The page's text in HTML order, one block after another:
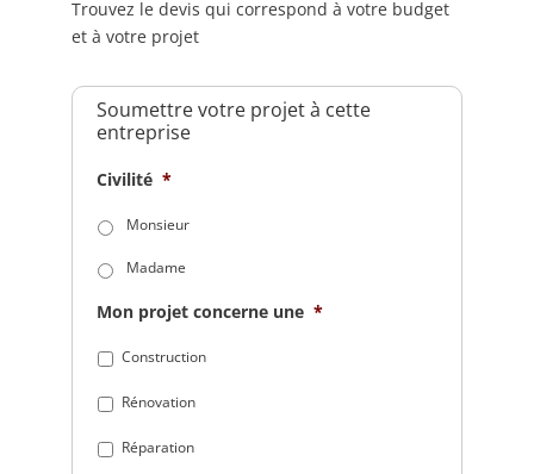
Trouvez le devis qui correspond à votre budget
et à votre projet
Soumettre votre projet à cette
entreprise
Civilité *
Monsieur
Madame
Mon projet concerne une *
Construction
Rénovation
Réparation